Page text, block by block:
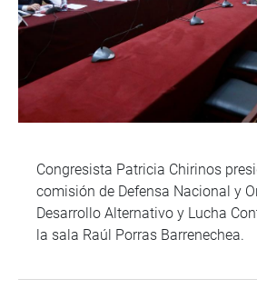
Congresista Patricia Chirinos
comisión de Defensa Nacional y
Desarrollo Alternativo y Lucha
la sala Raúl Porras Barrenechea.